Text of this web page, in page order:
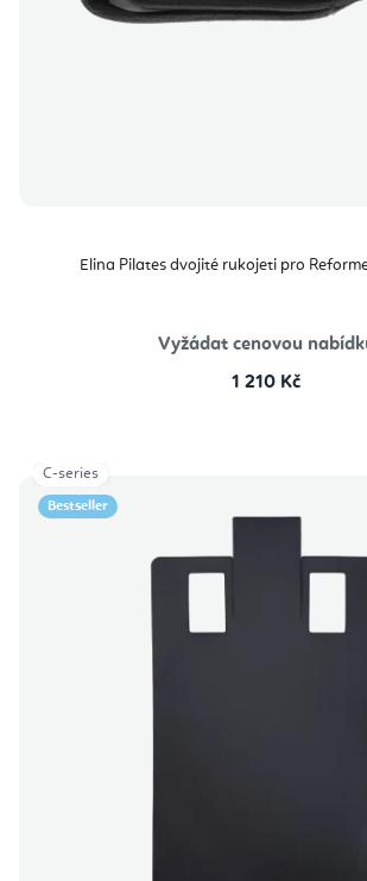
Elina Pilates dvojité rukojeti pro
Vyžádat cenovou
1 210 Kč
Bestseller
C-series